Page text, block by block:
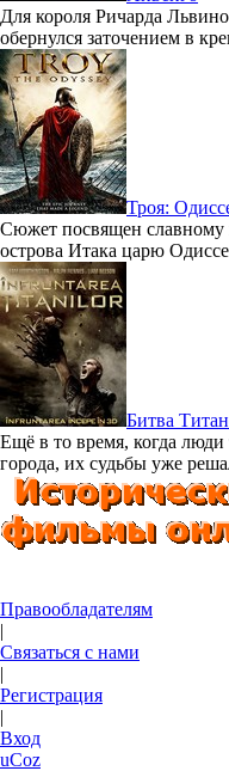
Для короля Ричарда
обернулся заточением в
Троя:
Сюжет посвящен славному
острова Итака царю
Битва
Ещё в то время, когда люди
города, их судьбы уже
Правообладателям
|
Связаться с нами
|
Регистрация
|
Вход
uCoz